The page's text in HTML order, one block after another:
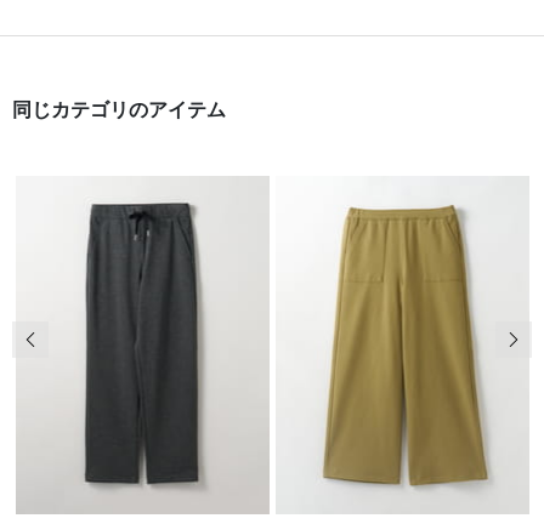
同じカテゴリのアイテム
前の画像